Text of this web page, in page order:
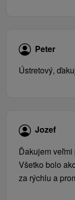
Peter
Ústretový,
Jozef
Ďakujem
Všetko bolo
za rýchlu a